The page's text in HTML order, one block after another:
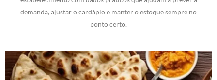
demanda, ajustar o cardápio e manter o estoque sempre no
ponto certo.